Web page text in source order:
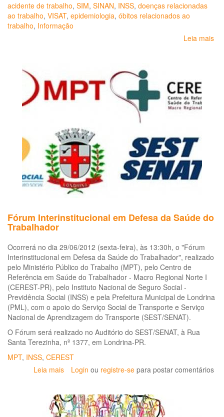
acidente de trabalho, SIM, SINAN, INSS, doenças relacionadas
ao trabalho, VISAT, epidemiologia, óbitos relacionados ao
trabalho, Informação
Leia mais
Fórum Interinstitucional em Defesa da Saúde do
Trabalhador
Ocorrerá no dia 29/06/2012 (sexta-feira), às 13:30h, o "Fórum
Interinstitucional em Defesa da Saúde do Trabalhador", realizado
pelo Ministério Público do Trabalho (MPT), pelo Centro de
Referência em Saúde do Trabalhador - Macro Regional Norte I
(CEREST-PR), pelo Instituto Nacional de Seguro Social -
Previdência Social (INSS) e pela Prefeitura Municipal de Londrina
(PML), com o apoio do Serviço Social de Transporte e Serviço
Nacional de Aprendizagem do Transporte (SEST/SENAT).
O Fórum será realizado no Auditório do SEST/SENAT, à Rua
Santa Terezinha, nº 1377, em Londrina-PR.
MPT, INSS, CEREST
Leia mais sobre
em
Defesa
Login ou registre-se para postar comentários